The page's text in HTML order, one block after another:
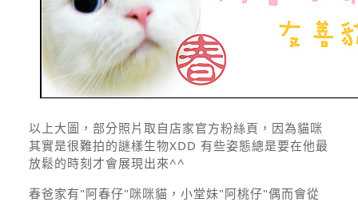
以上大圖，部分照片取自店家官方粉絲頁，因為貓咪
其實是很難拍的謎樣生物XDD 有些姿態總是要在他最
放鬆的時刻才會展現出來^^
春爸家有"阿春仔"咪咪貓，小堂妹"阿桃仔"偶而會從